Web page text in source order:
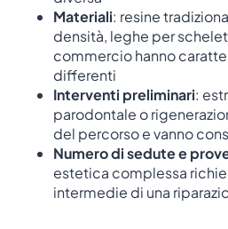
Materiali: resine
densità, leghe per
commercio hanno
differenti
Interventi preliminari:
parodontale o
del percorso e vanno
Numero di sedute e
estetica complessa
intermedie di una